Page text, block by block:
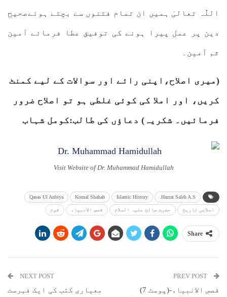
اللّٰہ تعالیٰ ہمیں ان تمام فتنوں سے بچتے ہوئےصحیح
دین پر عمل پیرا ہونے کی توفیق عطا فرمائے آمین
ثم آمین۔
(میری اصلاح،اپنی رائے اور سوالات کے لیے کمنٹ
کریں، اور املا کی کوئی غلطی ہو تو اصلاح ضرور
فرمائیں۔ شکریہ) دعاؤں کی طالب:کومل شہاب
Visit Website of Dr. Muhammad Hamidullah
Hazrat Saleh A.S.
Islamic History
Komal Shahab
Qasas Ul Anbiya
اسلامی تاریخ حضرت صالح علیہ السلام قصص الانبیاء قوم
Share
قصص الانبیاء-(پوسٹ 7)
NEXT POST
معیاری کتب کی ایک فہرست